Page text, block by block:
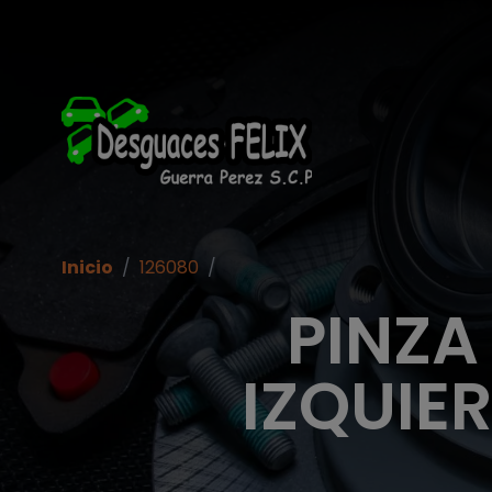
PINZA
Inicio / 126080 /